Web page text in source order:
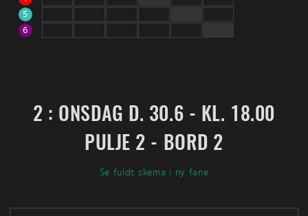
5
6
2 : ONSDAG D. 30.6 - KL. 18.00
PULJE 2 - BORD 2
Se fuldt skema i ny fane